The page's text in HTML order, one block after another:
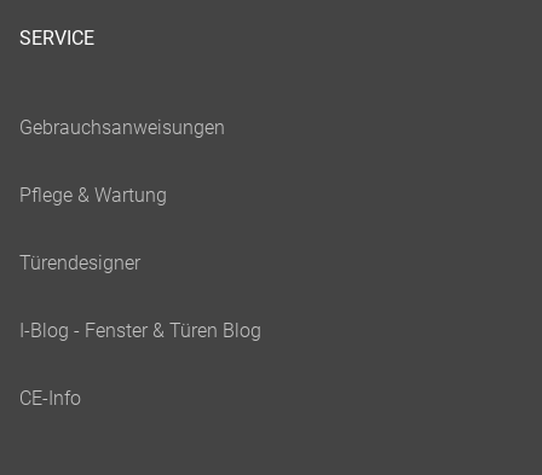
SERVICE